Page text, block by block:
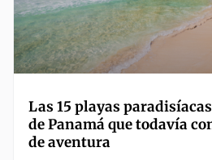
Las 15 playas
de Panamá que todavía
de aventura